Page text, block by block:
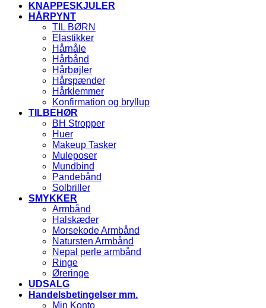
KNAPPESKJULER
HÅRPYNT
TIL BØRN
Elastikker
Hårnåle
Hårbånd
Hårbøjler
Hårspænder
Hårklemmer
Konfirmation og bryllup
TILBEHØR
BH Stropper
Huer
Makeup Tasker
Muleposer
Mundbind
Pandebånd
Solbriller
SMYKKER
Armbånd
Halskæder
Morsekode Armbånd
Natursten Armbånd
Nepal perle armbånd
Ringe
Øreringe
UDSALG
Handelsbetingelser mm.
Min Konto